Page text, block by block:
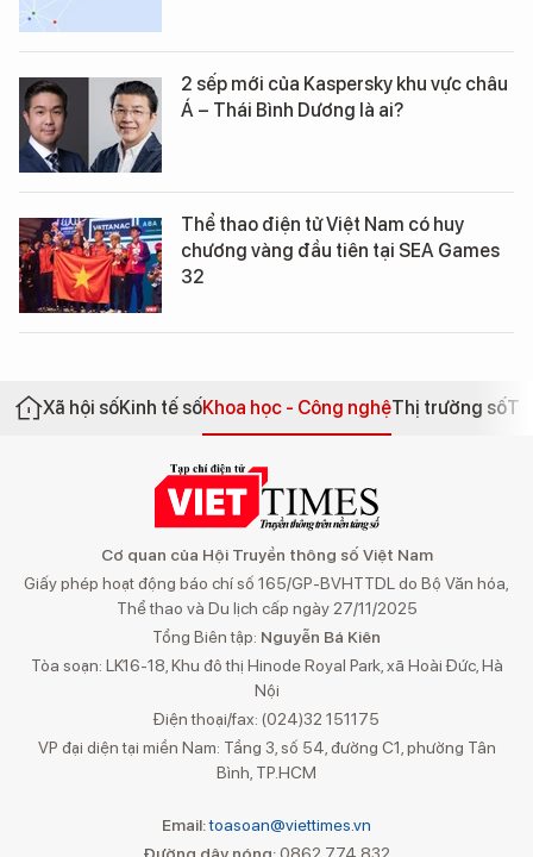
2 sếp mới của Kaspersky khu vực châu
Á – Thái Bình Dương là ai?
Thể thao điện tử Việt Nam có huy
chương vàng đầu tiên tại SEA Games
32
Xã hội sốKinh tế sốKhoa học - Công nghệThị trường số
Cơ quan của Hội Truyền thông số Việt Nam
Giấy phép hoạt động báo chí số 165/GP-BVHTTDL do Bộ Văn hóa,
Thể thao và Du lịch cấp ngày 27/11/2025
Tổng Biên tập: Nguyễn Bá Kiên
Tòa soạn: LK16-18, Khu đô thị Hinode Royal Park, xã Hoài Đức, Hà
Nội
Điện thoại/fax: (024)32 151175
VP đại diện tại miền Nam: Tầng 3, số 54, đường C1, phường Tân
Bình, TP.HCM
Email:toasoan@viettimes.vn